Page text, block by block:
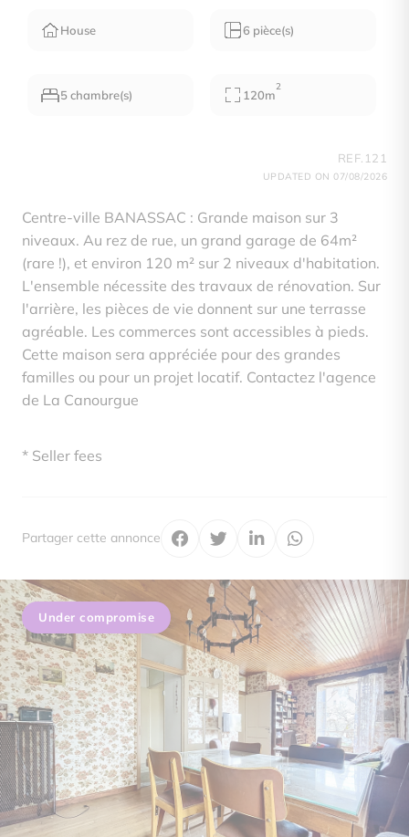
Under compromise
House 6 pièce(s)
5 chambre(s) 120m
2
REF.121
UPDATED ON 07/08/2026
Centre-ville BANASSAC : Grande maison sur 3
niveaux. Au rez de rue, un grand garage de 64m²
(rare !), et environ 120 m² sur 2 niveaux d'habitation.
L'ensemble nécessite des travaux de rénovation. Sur
l'arrière, les pièces de vie donnent sur une terrasse
agréable. Les commerces sont accessibles à pieds.
Cette maison sera appréciée pour des grandes
familles ou pour un projet locatif. Contactez l'agence
de La Canourgue
* Seller fees
Partager cette annonce